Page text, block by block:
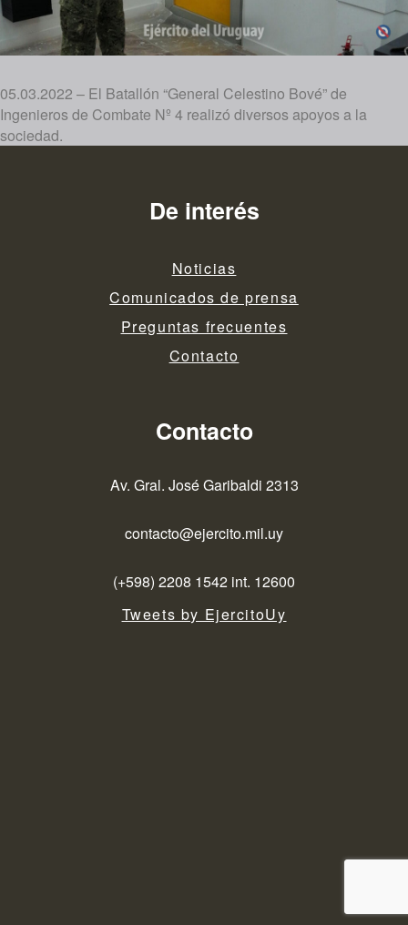
05.03.2022 – El Batallón “General Celestino Bové” de
Ingenieros de Combate Nº 4 realizó diversos apoyos a la
sociedad.
De interés
Noticias
Comunicados de prensa
Preguntas frecuentes
Contacto
Contacto
Av. Gral. José Garibaldi 2313
contacto@ejercito.mil.uy
(+598) 2208 1542 int. 12600
Tweets by EjercitoUy